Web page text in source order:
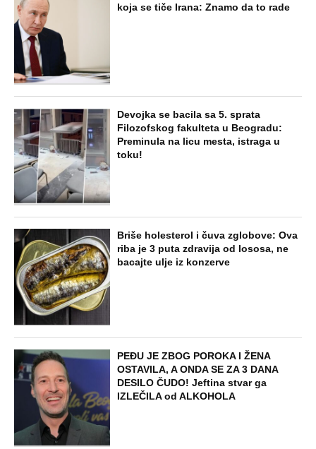
koja se tiče Irana: Znamo da to rade
Devojka se bacila sa 5. sprata
Filozofskog fakulteta u Beogradu:
Preminula na licu mesta, istraga u
toku!
Briše holesterol i čuva zglobove: Ova
riba je 3 puta zdravija od lososa, ne
bacajte ulje iz konzerve
PEĐU JE ZBOG POROKA I ŽENA
OSTAVILA, A ONDA SE ZA 3 DANA
DESILO ČUDO! Jeftina stvar ga
IZLEČILA od ALKOHOLA